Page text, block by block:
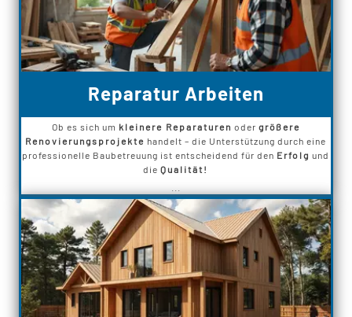
Reparatur Arbeiten
Ob es sich um kleinere Reparaturen oder größere
Renovierungsprojekte handelt – die Unterstützung durch eine
professionelle Baubetreuung ist entscheidend für den Erfolg und
dieQualität!